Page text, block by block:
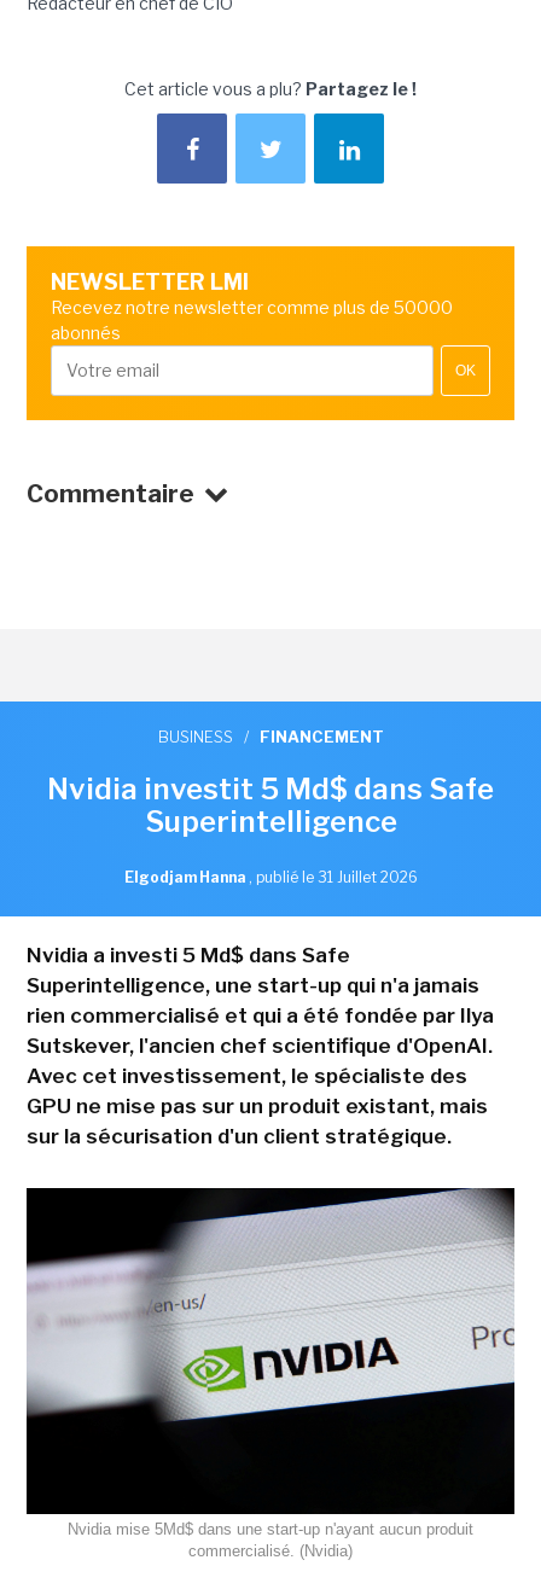
Cet article vous a plu? Partagez le !
NEWSLETTER LMI
Recevez notre newsletter comme plus de 50000
abonnés
OK
Commentaire
BUSINESS / FINANCEMENT
Nvidia investit 5 Md$ dans Safe
Superintelligence
Elgodjam Hanna , publié le 31 Juillet 2026
Nvidia a investi 5 Md$ dans Safe
Superintelligence, une start-up qui n'a jamais
rien commercialisé et qui a été fondée par Ilya
Sutskever, l'ancien chef scientifique d'OpenAI.
Avec cet investissement, le spécialiste des
GPU ne mise pas sur un produit existant, mais
sur la sécurisation d'un client stratégique.
Nvidia mise 5Md$ dans une start-up n'ayant aucun produit
commercialisé. (Nvidia)